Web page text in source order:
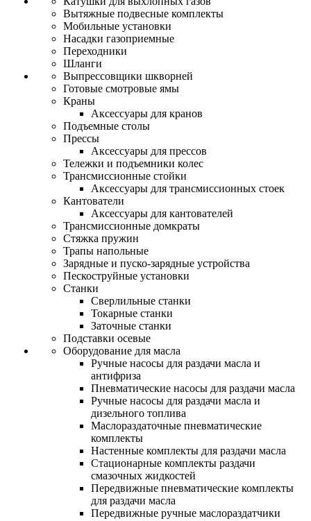
Вытяжные подвесные комплекты
Мобильные установки
Насадки газоприемные
Переходники
Шланги
Выпрессовщики шкворней
Готовые смотровые ямы
Краны
Аксессуары для кранов
Подъемные столы
Прессы
Аксессуары для прессов
Тележки и подъемники колес
Трансмиссионные стойки
Аксессуары для трансмиссионных стоек
Кантователи
Аксессуары для кантователей
Трансмиссионные домкраты
Стяжка пружин
Трапы напольные
Зарядные и пуско-зарядные устройства
Пескоструйные установки
Станки
Сверлильные станки
Токарные станки
Заточные станки
Подставки осевые
Оборудование для масла
Ручные насосы для раздачи масла и
антифриза
Пневматические насосы для раздачи масла
Ручные насосы для раздачи масла и
дизельного топлива
Маслораздаточные пневматические
комплекты
Настенные комплекты для раздачи масла
Стационарные комплекты раздачи
смазочных жидкостей
Передвижные пневматические комплекты
для раздачи масла
Передвижные ручные маслораздатчики